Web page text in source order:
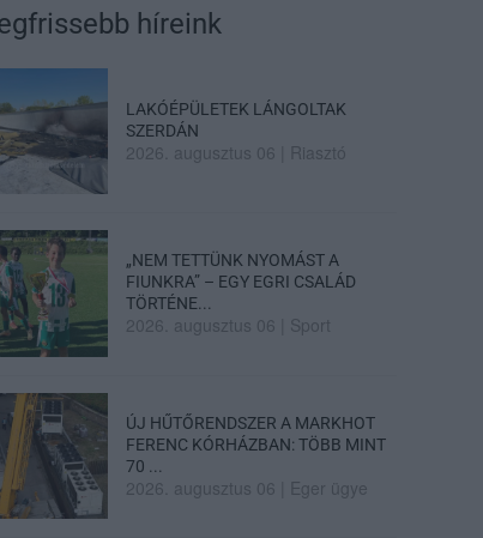
híreink
LAKÓÉPÜLETEK LÁNGOLTAK
SZERDÁN
2026. augusztus 06 Riasztó
„NEM TETTÜNK NYOMÁST A
FIUNKRA” – EGY EGRI CSALÁD
TÖRTÉNE...
2026. augusztus 06 Sport
ÚJ HŰTŐRENDSZER A MARKHOT
FERENC KÓRHÁZBAN: TÖBB MINT
70 ...
2026. augusztus 06 Eger ügye